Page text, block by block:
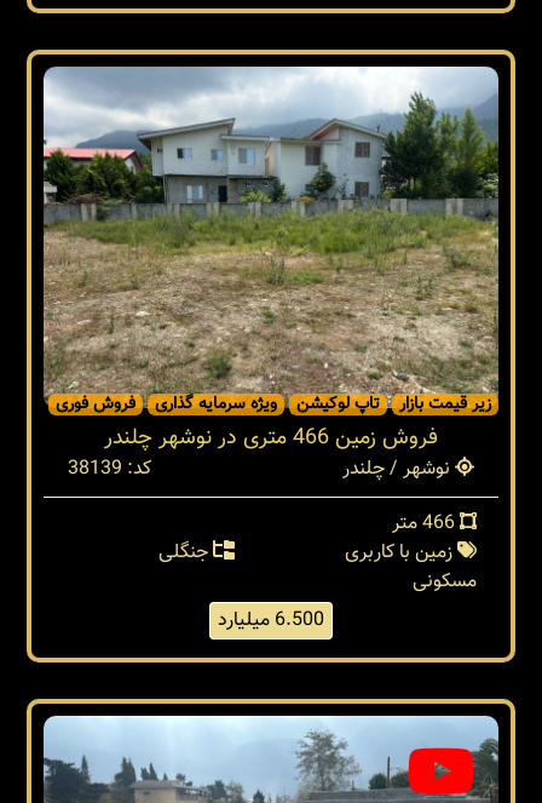
زیر قیمت بازار تاپ لوکیشن ویژه سرمایه گذاری فروش فوری
فروش زمین 466 متری در نوشهر چلندر
نوشهر / چلندر
کد: 38139
زمین با کاربری
مسکونی
جنگلی
6.500 میلیارد